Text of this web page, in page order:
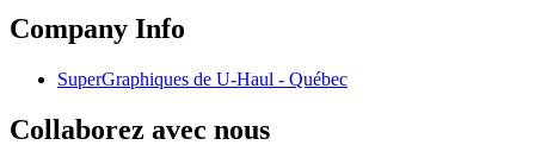
Company Info
SuperGraphiques de U-Haul - Québec
Collaborez avec nous